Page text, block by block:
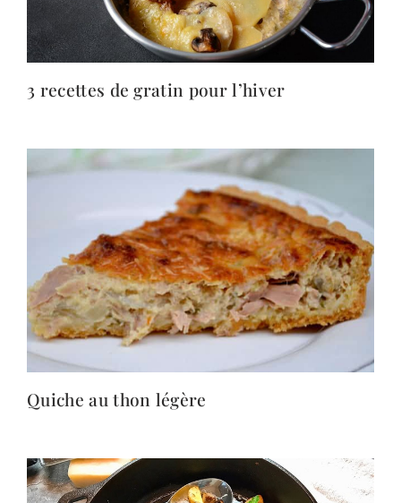
3 recettes de gratin pour l’hiver
Quiche au thon légère